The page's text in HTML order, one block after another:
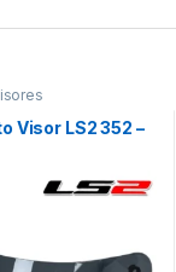
Visor LS2 352 –